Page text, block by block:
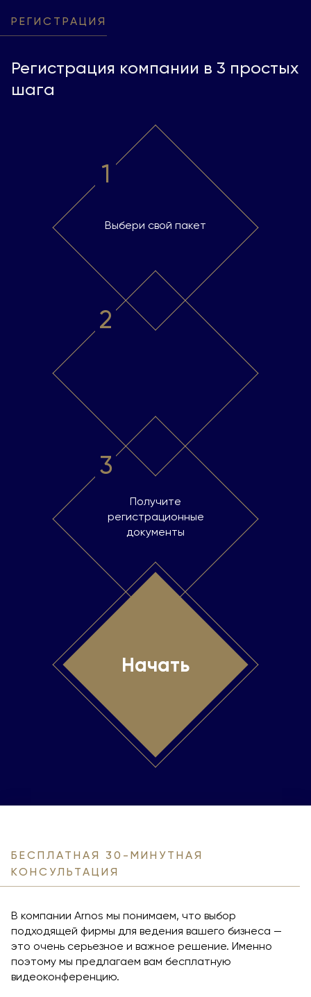
РЕГИСТРАЦИЯ
Регистрация компании в 3 простых
шага
Выбери свой пакет
1
2
Получите
регистрационные
документы
3
Начать
БЕСПЛАТНАЯ 30-МИНУТНАЯ
КОНСУЛЬТАЦИЯ
В компании Arnos мы понимаем, что выбор
подходящей фирмы для ведения вашего бизнеса —
это очень серьезное и важное решение. Именно
поэтому мы предлагаем вам бесплатную
видеоконференцию.